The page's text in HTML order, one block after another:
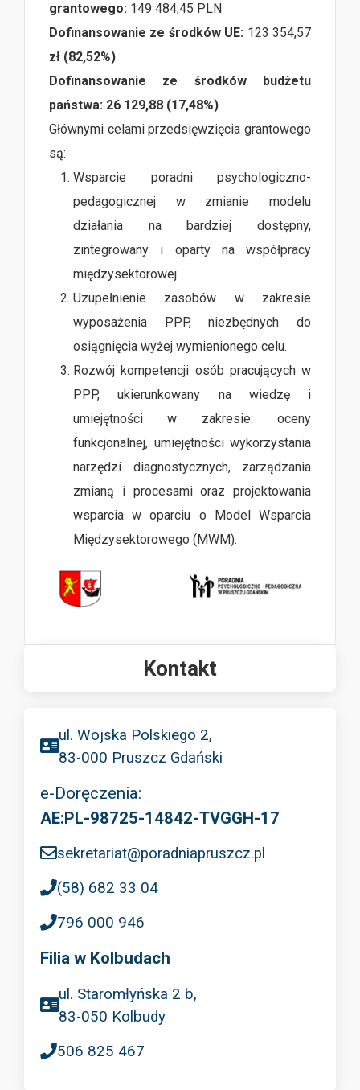
grantowego: 149 484,45 PLN
Dofinansowanie ze środków UE: 123 354,57
zł (82,52%)
Dofinansowanie ze środków budżetu
państwa: 26 129,88 (17,48%)
Głównymi celami przedsięwzięcia grantowego
są:
Wsparcie poradni psychologiczno-
pedagogicznej w zmianie modelu
działania na bardziej dostępny,
zintegrowany i oparty na współpracy
międzysektorowej.
Uzupełnienie zasobów w zakresie
wyposażenia PPP, niezbędnych do
osiągnięcia wyżej wymienionego celu.
Rozwój kompetencji osób pracujących w
PPP, ukierunkowany na wiedzę i
umiejętności w zakresie: oceny
funkcjonalnej, umiejętności wykorzystania
narzędzi diagnostycznych, zarządzania
zmianą i procesami oraz projektowania
wsparcia w oparciu o Model Wsparcia
Międzysektorowego (MWM).
Kontakt
ul. Wojska Polskiego 2,
83-000 Pruszcz Gdański
e-Doręczenia:
AE:PL-98725-14842-TVGGH-17
sekretariat@poradniapruszcz.pl
(58) 682 33 04
796 000 946
Filia w Kolbudach
ul. Staromłyńska 2 b,
83-050 Kolbudy
506 825 467